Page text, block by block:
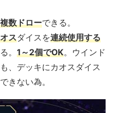
数ドローできる。
スダイスを連続使用する
。 1～2個でOK。ウインド
、デッキにカオスダイス
きない為。